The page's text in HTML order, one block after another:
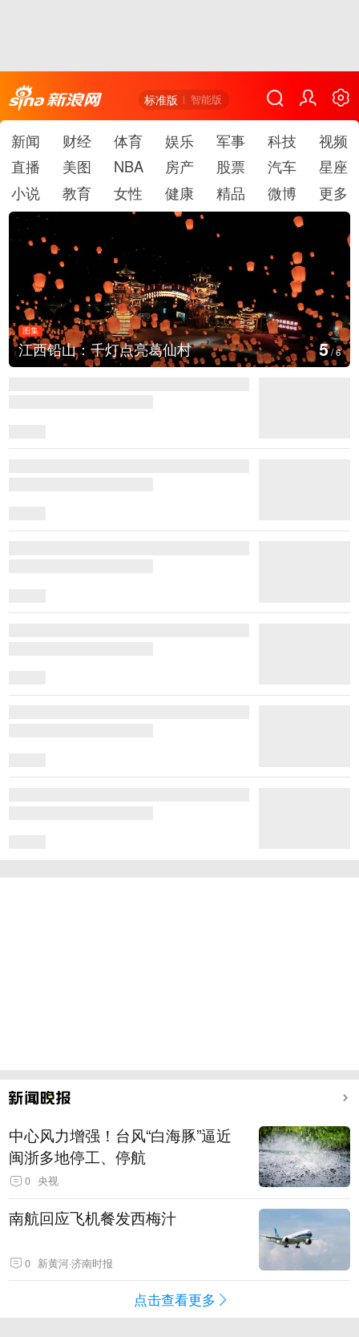
标准版 智能版
新闻 财经 体育 娱乐 军事 科技
视频
直播
美图 NBA 房产 股票 汽车
星座
小说
教育 女性 健康 精品 微博 更多
图集
江西铅山：千灯点亮葛仙村 5/6
中心风力增强！台风“白海豚”逼近
闽浙多地停工、停航
0 央视
南航回应飞机餐发西梅汁
0 新黄河·济南时报
点击查看更多